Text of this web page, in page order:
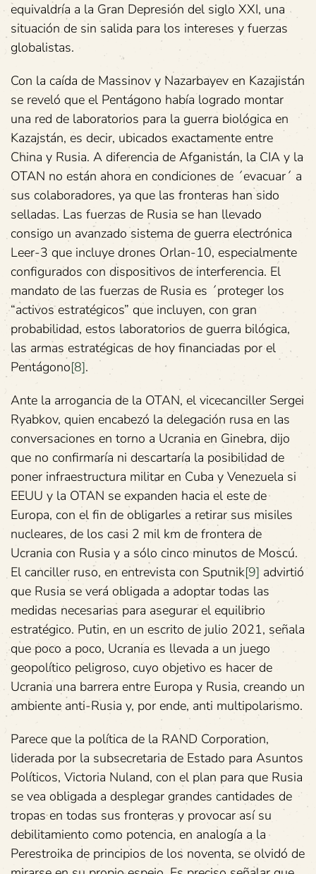
equivaldría a la Gran Depresión del siglo XXI, una
situación de sin salida para los intereses y fuerzas
globalistas.
Con la caída de Massinov y Nazarbayev en Kazajistán
se reveló que el Pentágono había logrado montar
una red de laboratorios para la guerra biológica en
Kazajstán, es decir, ubicados exactamente entre
China y Rusia. A diferencia de Afganistán, la CIA y la
OTAN no están ahora en condiciones de ´evacuar´ a
sus colaboradores, ya que las fronteras han sido
selladas. Las fuerzas de Rusia se han llevado
consigo un avanzado sistema de guerra electrónica
Leer-3 que incluye drones Orlan-10, especialmente
configurados con dispositivos de interferencia. El
mandato de las fuerzas de Rusia es ´proteger los
“activos estratégicos” que incluyen, con gran
probabilidad, estos laboratorios de guerra bilógica,
las armas estratégicas de hoy financiadas por el
Pentágono[8].
Ante la arrogancia de la OTAN, el vicecanciller Sergei
Ryabkov, quien encabezó la delegación rusa en las
conversaciones en torno a Ucrania en Ginebra, dijo
que no confirmaría ni descartaría la posibilidad de
poner infraestructura militar en Cuba y Venezuela si
EEUU y la OTAN se expanden hacia el este de
Europa, con el fin de obligarles a retirar sus misiles
nucleares, de los casi 2 mil km de frontera de
Ucrania con Rusia y a sólo cinco minutos de Moscú.
El canciller ruso, en entrevista con Sputnik[9] advirtió
que Rusia se verá obligada a adoptar todas las
medidas necesarias para asegurar el equilibrio
estratégico. Putin, en un escrito de julio 2021, señala
que poco a poco, Ucrania es llevada a un juego
geopolítico peligroso, cuyo objetivo es hacer de
Ucrania una barrera entre Europa y Rusia, creando un
ambiente anti-Rusia y, por ende, anti multipolarismo.
Parece que la política de la RAND Corporation,
liderada por la subsecretaria de Estado para Asuntos
Políticos, Victoria Nuland, con el plan para que Rusia
se vea ‎obligada a desplegar grandes cantidades de
tropas en todas sus fronteras y provocar así su
debilitamiento como potencia, en analogía a la
Perestroika de principios de los noventa, se olvidó de